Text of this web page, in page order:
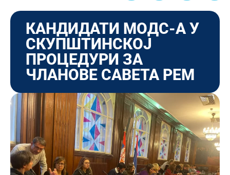
КАНДИДАТИ МОДС-А У
СКУПШТИНСКОЈ
ПРОЦЕДУРИ ЗА
ЧЛАНОВЕ САВЕТА РЕМ